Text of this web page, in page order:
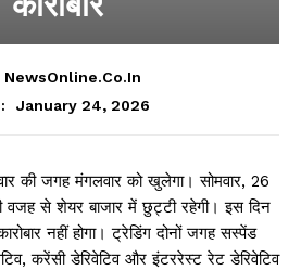
NewsOnline.co.in
January 24, 2026
की जगह मंगलवार को खुलेगा। सोमवार, 26
वजह से शेयर बाजार में छुट्टी रहेगी। इस दिन
नहीं होगा। ट्रेडिंग दोनों जगह सस्पेंड
करेंसी डेरिवेटिव और इंटररेस्ट रेट डेरिवेटिव